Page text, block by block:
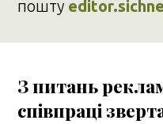
пошту
З питань
співпраці